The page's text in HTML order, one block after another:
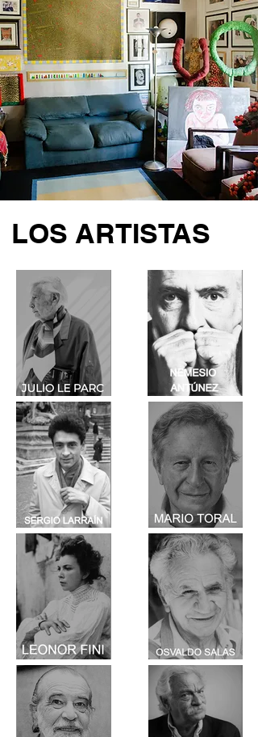
LOS ARTISTAS